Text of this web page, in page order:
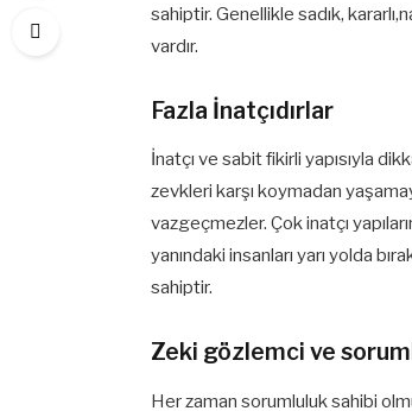
sahiptir. Genellikle sadık,
vardır.
Fazla İnatçıdırlar
İnatçı ve sabit fikirli yapısıyla
zevkleri karşı koymadan
vazgeçmezler. Çok inatçı
yanındaki insanları yarı yolda
sahiptir.
Zeki gözlemci ve
Her zaman sorumluluk sahibi